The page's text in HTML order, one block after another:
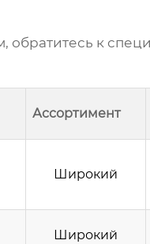
обратитесь к
Ассортимент
Широкий
Широкий